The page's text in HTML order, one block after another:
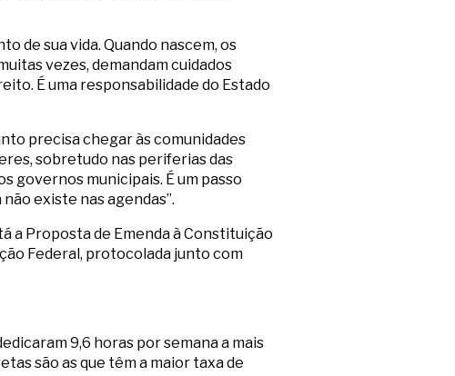
de sua vida. Quando nascem, os
vezes, demandam cuidados
É uma responsabilidade do Estado
precisa chegar às comunidades
sobretudo nas periferias das
governos municipais. É um passo
existe nas agendas”.
a Proposta de Emenda à Constituição
Federal, protocolada junto com
9,6 horas por semana a mais
são as que têm a maior taxa de